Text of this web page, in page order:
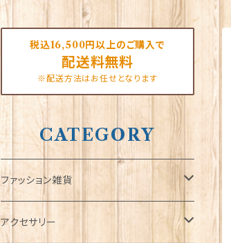
税込16,500円以上のご購入で
配送料無料
※配送方法はお任せとなります
CATEGORY
ファッション雑貨
タータンネクタイ
アクセサリー